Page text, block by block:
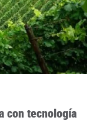
con tecnología